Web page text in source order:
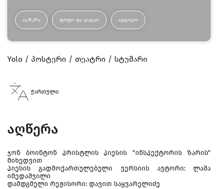
ᲐᲦᲬᲔᲠᲐ ᲤᲝᲢᲝ ᲓᲐ ᲕᲘᲓᲔᲝ ᲐᲓᲒᲘᲚᲘ
Yolo პოსტერი თეატრი სტუმარი
ქართული
აღწერა
ჯონ ბოინტონ პრისტლის პიესის "ინსპექტორის ზარის"
მიხედვით
პიესის გადმოქართულებული ვერსიის ავტორი: ლაშა
იმედაშვილი
დამდგმელი რეჟისორი: დავით საყვარელიძე